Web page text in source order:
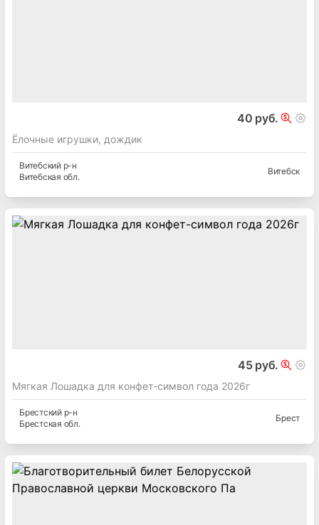
40 руб.
Ёлочные игрушки, дождик
Витебскийр-н
Витебская обл.
Витебск
45 руб.
Мягкая Лошадка для конфет-символ года 2026г
Брестскийр-н
Брестская обл.
Брест